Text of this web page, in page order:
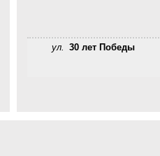
ул. 30 лет Победы